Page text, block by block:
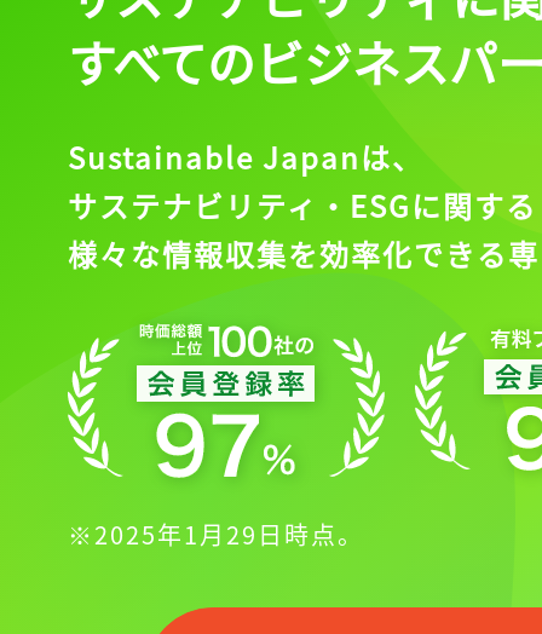
すべてのビジネスパ
Sustainable Japanは、
サステナビリティ・ESGに関する
様々な情報収集を効率化できる
※2025年1月29日時点。